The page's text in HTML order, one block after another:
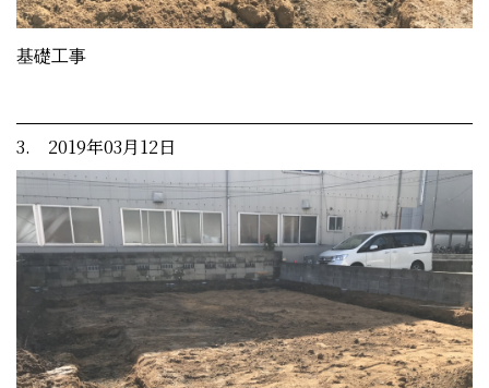
基礎工事
3. 2019年03月12日